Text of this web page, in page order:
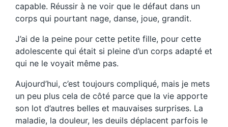
capable. Réussir à ne voir que le défaut dans un
corps qui pourtant nage, danse, joue, grandit.
J’ai de la peine pour cette petite fille, pour cette
adolescente qui était si pleine d’un corps adapté et
qui ne le voyait même pas.
Aujourd’hui, c’est toujours compliqué, mais je mets
un peu plus cela de côté parce que la vie apporte
son lot d’autres belles et mauvaises surprises. La
maladie, la douleur, les deuils déplacent parfois le